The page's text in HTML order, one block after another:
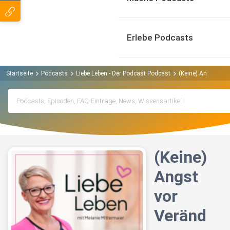
Erlebe Podcasts
Startseite Podcasts Liebe Leben - Der Podcast Podcast (Keine) Angst vor
(Keine)
Angst
vor
Veränd